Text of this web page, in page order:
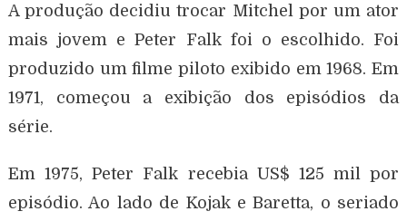
A produção decidiu trocar Mitchel por um ator
mais jovem e Peter Falk foi o escolhido. Foi
produzido um filme piloto exibido em 1968. Em
1971, começou a exibição dos episódios da
série.
Em 1975, Peter Falk recebia US$ 125 mil por
episódio. Ao lado de Kojak e Baretta, o seriado